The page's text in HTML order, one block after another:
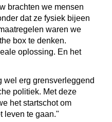
brachten we mensen
dat ze fysiek bijeen
waren we
box te denken.
oplossing. En het
wel erg grensverleggend
politiek. Met deze
het startschot om
leven te gaan."